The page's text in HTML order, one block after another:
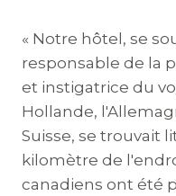
« Notre hôtel, se
responsable de la
et instigatrice du
Hollande,
Suisse, se trouvait
kilomètre de
canadiens ont été